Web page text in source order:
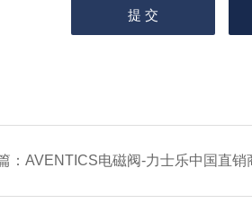
：AVENTICS电磁阀-力士乐中国直销